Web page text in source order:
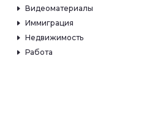
Видеоматериалы
Иммиграция
Недвижимость
Работа